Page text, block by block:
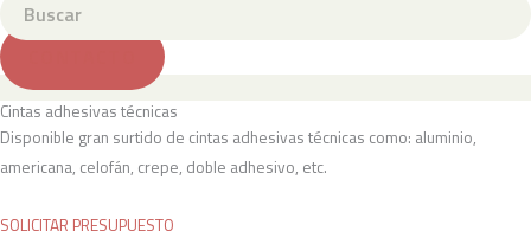
Cintas adhesivas técnicas
Disponible gran surtido de cintas adhesivas técnicas como: aluminio,
americana, celofán, crepe, doble adhesivo, etc.
SOLICITAR PRESUPUESTO